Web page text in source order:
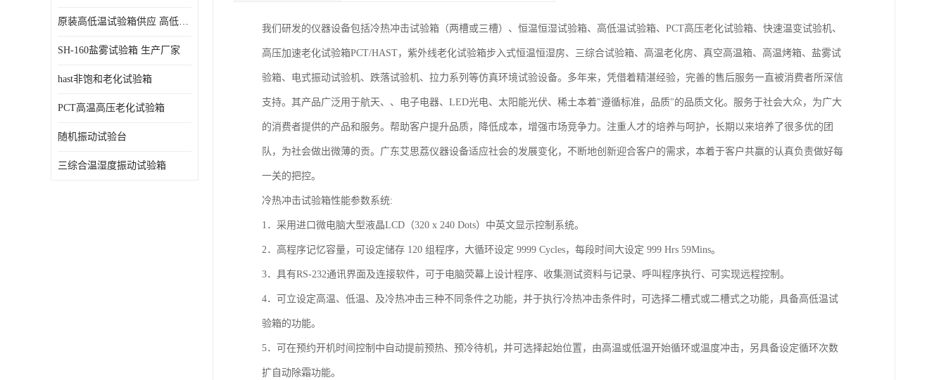
原装高低温试验箱供应 高低温交变湿热试验箱
SH-160盐雾试验箱 生产厂家
hast非饱和老化试验箱
PCT高温高压老化试验箱
随机振动试验台
三综合温湿度振动试验箱
我们研发的仪器设备包括冷热冲击试验箱（两槽或三槽）、恒温恒湿试验箱、高低温试验箱、PCT高压老化试验箱、快速温变试验机、
高压加速老化试验箱PCT/HAST，紫外线老化试验箱步入式恒温恒湿房、三综合试验箱、高温老化房、真空高温箱、高温烤箱、盐雾试
验箱、电式振动试验机、跌落试验机、拉力系列等仿真环境试验设备。多年来，凭借着精湛经验，完善的售后服务一直被消费者所深信
支持。其产品广泛用于航天、、电子电器、LED光电、太阳能光伏、稀土本着"遵循标准，品质"的品质文化。服务于社会大众，为广大
的消费者提供的产品和服务。帮助客户提升品质，降低成本，增强市场竞争力。注重人才的培养与呵护，长期以来培养了很多优的团
队，为社会做出微薄的贡。广东艾思荔仪器设备适应社会的发展变化，不断地创新迎合客户的需求，本着于客户共赢的认真负责做好每
一关的把控。
冷热冲击试验箱性能参数系统:
1．采用进口微电脑大型液晶LCD（320 x 240 Dots）中英文显示控制系统。
2．高程序记忆容量，可设定储存 120 组程序，大循环设定 9999 Cycles，每段时间大设定 999 Hrs 59Mins。
3．具有RS-232通讯界面及连接软件，可于电脑荧幕上设计程序、收集测试资料与记录、呼叫程序执行、可实现远程控制。
4．可立设定高温、低温、及冷热冲击三种不同条件之功能，并于执行冷热冲击条件时，可选择二槽式或二槽式之功能，具备高低温试
验箱的功能。
5．可在预约开机时间控制中自动提前预热、预冷待机，并可选择起始位置，由高温或低温开始循环或温度冲击，另具备设定循环次数
扩自动除霜功能。